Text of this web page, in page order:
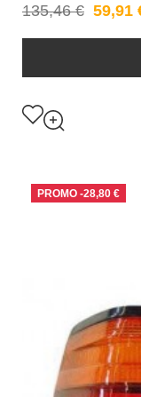
135,46 € 59,91
PROMO -28,80 €